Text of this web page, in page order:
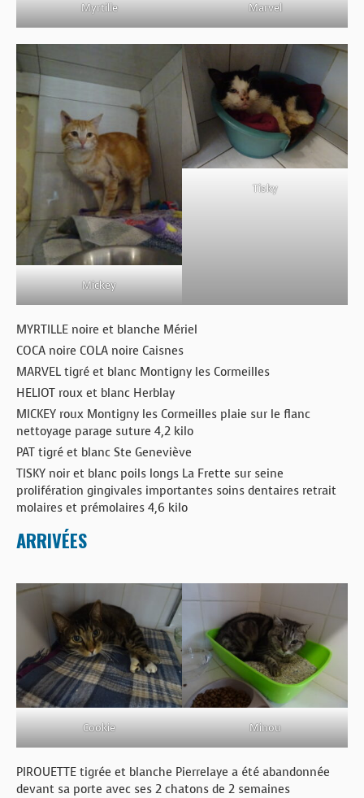
Myrtille Marvel
Mickey
Tisky
MYRTILLE noire et blanche Mériel
COCA noire COLA noire Caisnes
MARVEL tigré et blanc Montigny les Cormeilles
HELIOT roux et blanc Herblay
MICKEY roux Montigny les Cormeilles plaie sur le flanc
nettoyage parage suture 4,2 kilo
PAT tigré et blanc Ste Geneviève
TISKY noir et blanc poils longs La Frette sur seine
prolifération gingivales importantes soins dentaires retrait
molaires et prémolaires 4,6 kilo
ARRIVÉES
Cookie Minou
PIROUETTE tigrée et blanche Pierrelaye a été abandonnée
devant sa porte avec ses 2 chatons de 2 semaines